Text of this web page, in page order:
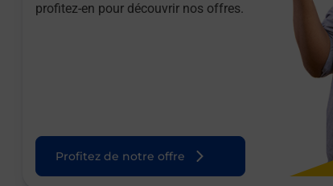
profitez-en pour découvrir nos offres.
Profitez de notre offre